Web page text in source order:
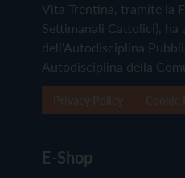
Vita Trentina, tramite la
Settimanali Cattolici),
dell'Autodisciplina
Autodisciplina della
E-Shop